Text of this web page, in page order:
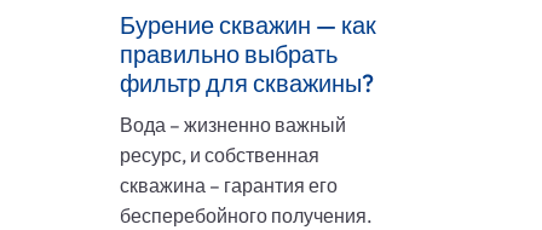
Бурение скважин — как
правильно выбрать
фильтр для скважины?
Вода – жизненно важный
ресурс, и собственная
скважина – гарантия его
бесперебойного получения.